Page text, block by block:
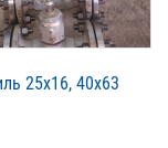
25х16, 40х63